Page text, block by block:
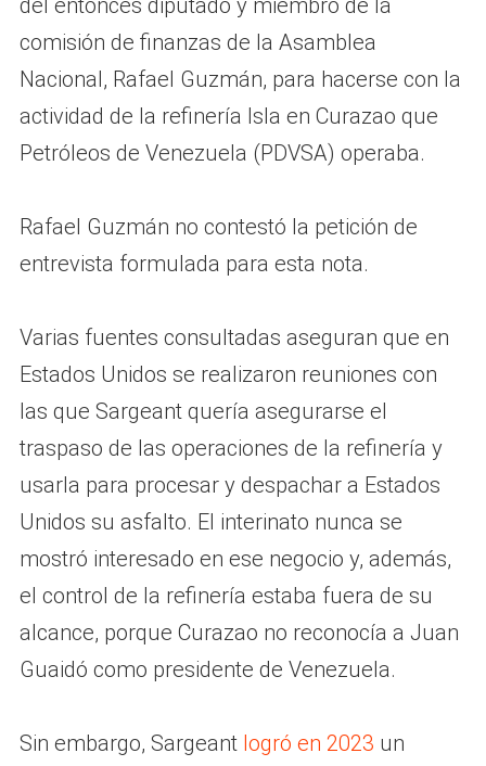
del entonces diputado y miembro de la
comisión de finanzas de la Asamblea
Nacional, Rafael Guzmán, para hacerse con la
actividad de la refinería Isla en Curazao que
Petróleos de Venezuela (PDVSA) operaba.
Rafael Guzmán no contestó la petición de
entrevista formulada para esta nota.
Varias fuentes consultadas aseguran que en
Estados Unidos se realizaron reuniones con
las que Sargeant quería asegurarse el
traspaso de las operaciones de la refinería y
usarla para procesar y despachar a Estados
Unidos su asfalto. El interinato nunca se
mostró interesado en ese negocio y, además,
el control de la refinería estaba fuera de su
alcance, porque Curazao no reconocía a Juan
Guaidó como presidente de Venezuela.
Sin embargo, Sargeant logró en 2023 un